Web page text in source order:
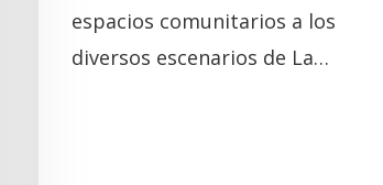
espacios comunitarios a los
diversos escenarios de La…